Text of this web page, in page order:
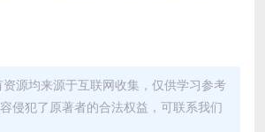
源均来源于互联网收集，仅供学习参考
侵犯了原著者的合法权益，可联系我们